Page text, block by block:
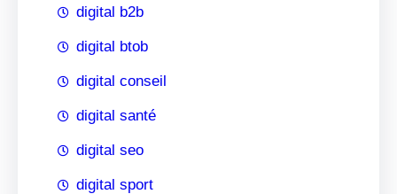
digital b2b
digital btob
digital conseil
digital santé
digital seo
digital sport